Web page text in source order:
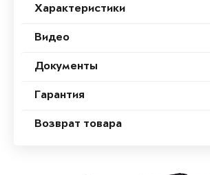
Характеристики
Видео
Документы
Гарантия
Возврат товара